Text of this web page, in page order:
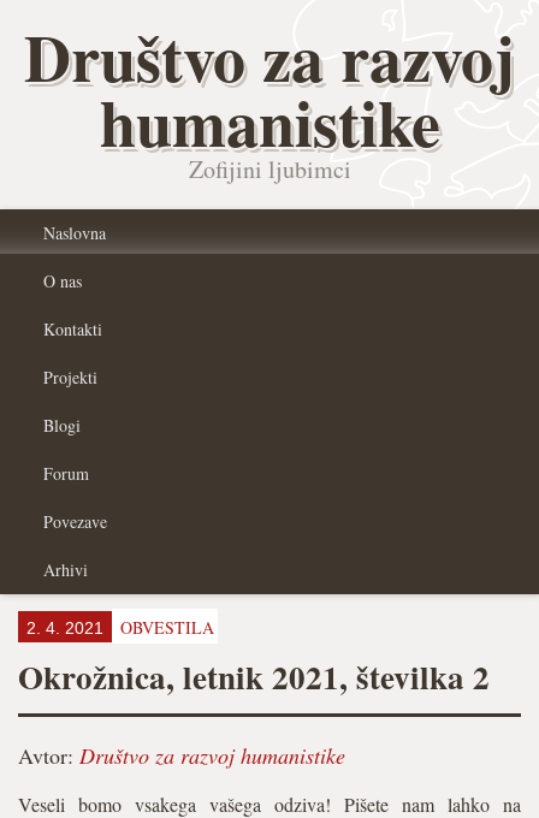
Društvo za razvoj
humanistike
Zofijini ljubimci
Naslovna
O nas
Kontakti
Projekti
Blogi
Forum
Povezave
Arhivi
2. 4. 2021 OBVESTILA
Okrožnica, letnik 2021, številka 2
Avtor: Društvo za razvoj humanistike
Veseli bomo vsakega vašega odziva! Pišete nam lahko na